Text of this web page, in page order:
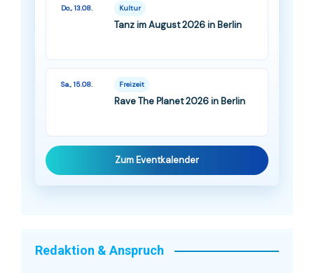
Do., 13.08. Kultur
Tanz im August 2026 in Berlin
Sa., 15.08. Freizeit
Rave The Planet 2026 in Berlin
Zum Eventkalender
Redaktion & Anspruch